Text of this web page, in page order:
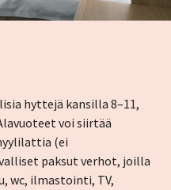
hyttejä kansilla 8–11,
voi siirtää
(ei
paksut verhot, joilla
wc, ilmastointi, TV,